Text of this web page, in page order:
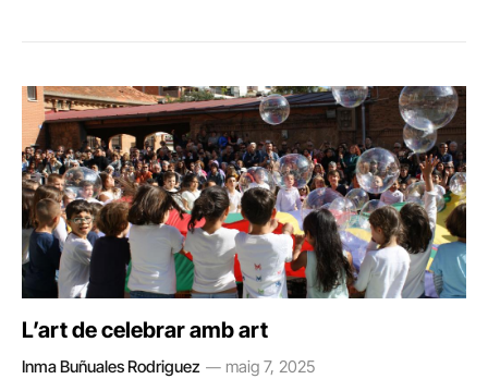
L’art de celebrar amb art
Inma Buñuales Rodriguez maig 7, 2025